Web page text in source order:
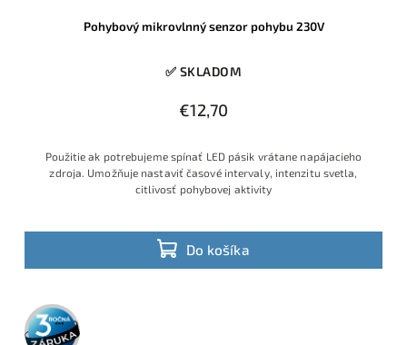
Pohybový mikrovlnný senzor pohybu 230V
✅ SKLADOM
€12,70
Do košíka
Použitie ak potrebujeme spínať LED pásik vrátane napájacieho
zdroja. Umožňuje nastaviť časové intervaly, intenzitu svetla,
citlivosť pohybovej aktivity
3 roky
záruka